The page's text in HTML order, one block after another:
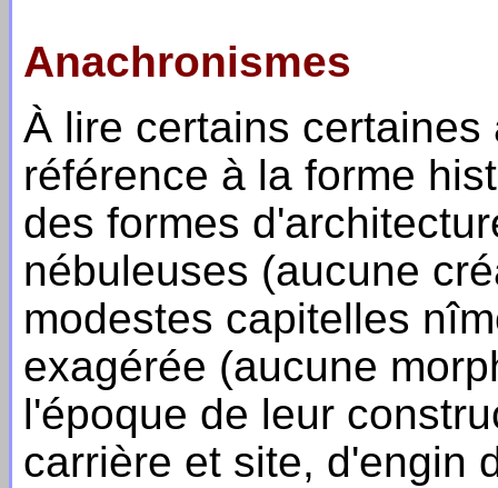
Anachronismes
À lire certains
référence à la forme
des formes
nébuleuses (aucune
modestes capitelles
exagérée (aucune
l'époque de leur
carrière et site, d'engin